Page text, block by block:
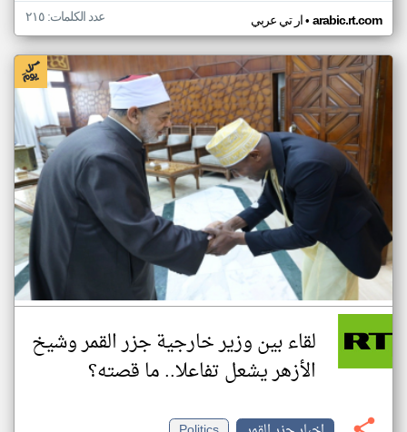
ار تي عربي• arabic.rt.com عدد الكلمات: ٢١٥
لقاء بين وزير خارجية جزر القمر وشيخ
الأزهر يشعل تفاعلا.. ما قصته؟